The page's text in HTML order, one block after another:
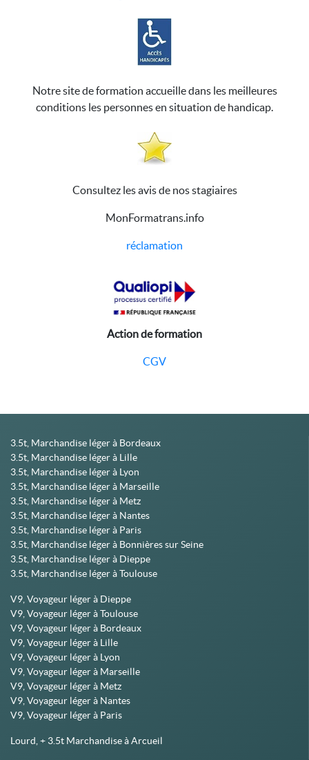
Notre site de formation accueille dans les meilleures
conditions les personnes en situation de handicap.
Consultez les avis de nos stagiaires
MonFormatrans.info
réclamation
Action de formation
CGV
3.5t, Marchandise léger à Bordeaux
3.5t, Marchandise léger à Lille
3.5t, Marchandise léger à Lyon
3.5t, Marchandise léger à Marseille
3.5t, Marchandise léger à Metz
3.5t, Marchandise léger à Nantes
3.5t, Marchandise léger à Paris
3.5t, Marchandise léger à Bonnières sur Seine
3.5t, Marchandise léger à Dieppe
3.5t, Marchandise léger à Toulouse
V9, Voyageur léger à Dieppe
V9, Voyageur léger à Toulouse
V9, Voyageur léger à Bordeaux
V9, Voyageur léger à Lille
V9, Voyageur léger à Lyon
V9, Voyageur léger à Marseille
V9, Voyageur léger à Metz
V9, Voyageur léger à Nantes
V9, Voyageur léger à Paris
Lourd, + 3.5t Marchandise à Arcueil